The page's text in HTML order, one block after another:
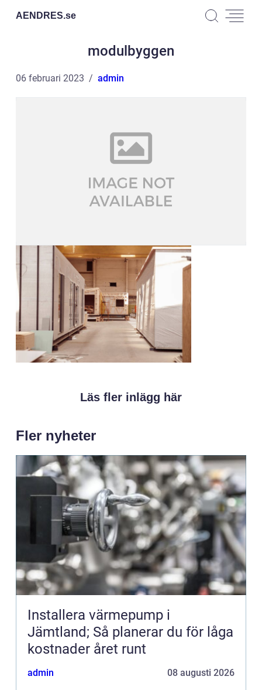
AENDRES.se
modulbyggen
06 februari 2023 admin
Läs fler inlägg här
Fler nyheter
Installera värmepump i
Jämtland; Så planerar du för låga
kostnader året runt
admin 08 augusti 2026